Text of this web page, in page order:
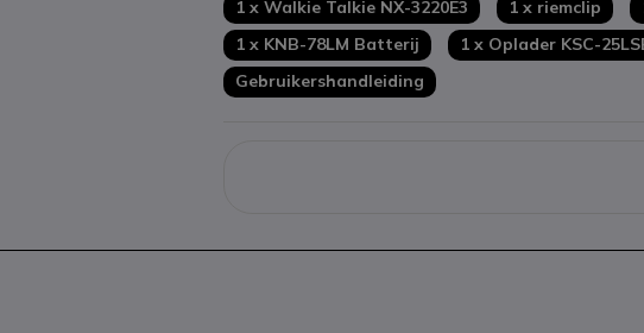
Inclusief batterij, antenne en oplader
1 x Walkie Talkie NX-3220E3 1 x riemclip
1 x KNB-78LM Batterij
1 x Oplader KSC-
Gebruikershandleiding